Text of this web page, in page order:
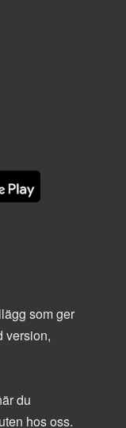
som ger
version,
du
hos oss.